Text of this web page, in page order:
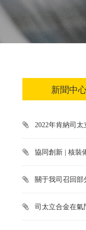
新聞中
2022年肯納司
協同創新 | 核裝
關于我司召回
司太立合金在氣